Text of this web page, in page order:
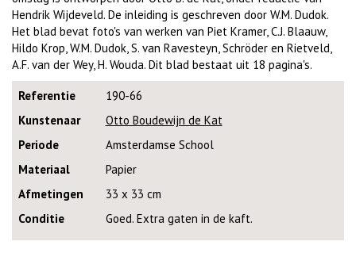
Hendrik Wijdeveld. De inleiding is geschreven door W.M. Dudok.
Het blad bevat foto's van werken van Piet Kramer, C.J. Blaauw,
Hildo Krop, W.M. Dudok, S. van Ravesteyn, Schröder en Rietveld,
A.F. van der Wey, H. Wouda. Dit blad bestaat uit 18 pagina's.
Referentie
190-66
Kunstenaar
Otto Boudewijn de Kat
Periode
Amsterdamse School
Materiaal
Papier
Afmetingen
33 x 33 cm
Conditie
Goed. Extra gaten in de kaft.